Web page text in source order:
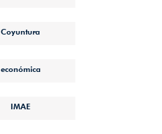
Coyuntura
económica
IMAE